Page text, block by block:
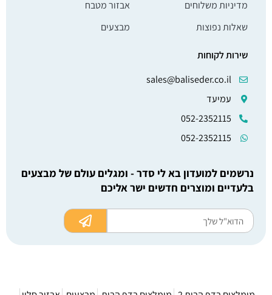
מדיניות משלוחים
שאלות נפוצות
אבזור מטבח
מבצעים
שירות לקוחות
sales@baliseder.co.il
עמיעד
052-2352115
052-2352115
נרשמים למועדון בא לי סדר - ומגלים עולם של מבצעים
בלעדיים ומוצרים חדשים ישר אליכם